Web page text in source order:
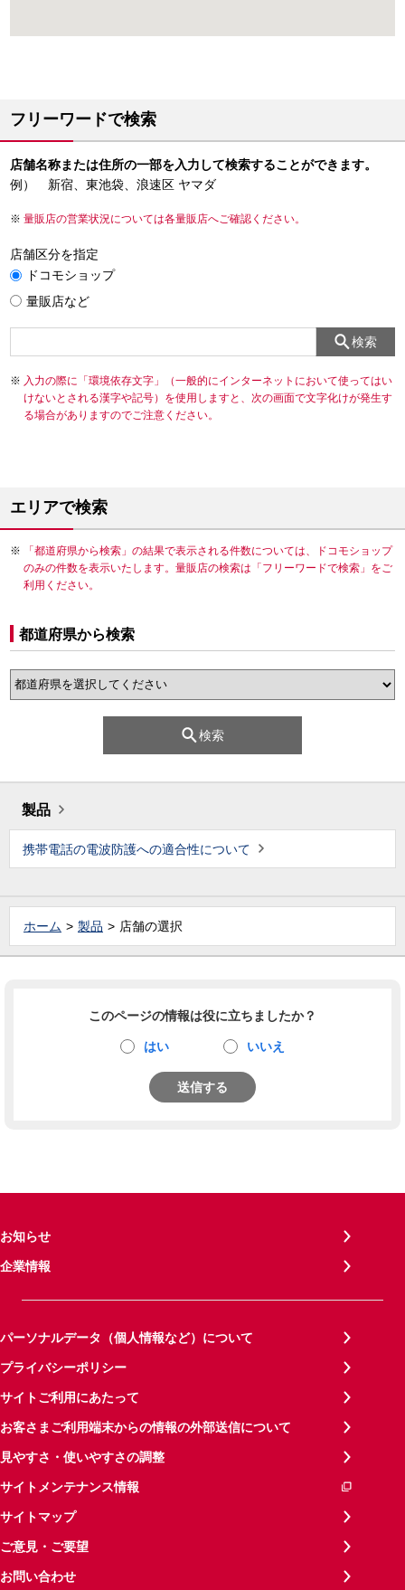
フリーワードで検索
店舗名称または住所の一部を入力して検索することができます。
例） 新宿、東池袋、浪速区 ヤマダ
量販店の営業状況については各量販店へご確認ください。
店舗区分を指定
ドコモショップ
量販店など
検索
入力の際に「環境依存文字」（一般的にインターネットにおいて使ってはい
けないとされる漢字や記号）を使用しますと、次の画面で文字化けが発生す
る場合がありますのでご注意ください。
エリアで検索
「都道府県から検索」の結果で表示される件数については、ドコモショップ
のみの件数を表示いたします。量販店の検索は「フリーワードで検索」をご
利用ください。
都道府県から検索
検索
製品
携帯電話の電波防護への適合性について
ホーム 製品 店舗の選択
このページの情報は役に立ちましたか？
はい いいえ
送信する
お知らせ
企業情報
パーソナルデータ（個人情報など）について
プライバシーポリシー
サイトご利用にあたって
お客さまご利用端末からの情報の外部送信について
見やすさ・使いやすさの調整
サイトメンテナンス情報
サイトマップ
ご意見・ご要望
お問い合わせ